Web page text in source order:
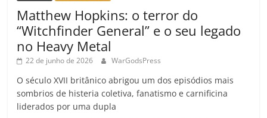
Matthew Hopkins: o terror do
“Witchfinder General” e o seu legado
no Heavy Metal
22 de junho de 2026 WarGodsPress
O século XVII britânico abrigou um dos episódios mais
sombrios de histeria coletiva, fanatismo e carnificina
liderados por uma dupla